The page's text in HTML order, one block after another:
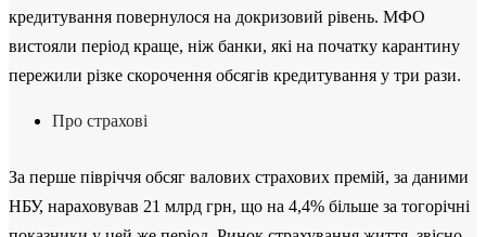
кредитування повернулося на докризовий рівень. МФО
вистояли період краще, ніж банки, які на початку карантину
пережили різке скорочення обсягів кредитування у три рази.
Про страхові
За перше півріччя обсяг валових страхових премій, за даними
НБУ, нараховував 21 млрд грн, що на 4,4% більше за тогорічні